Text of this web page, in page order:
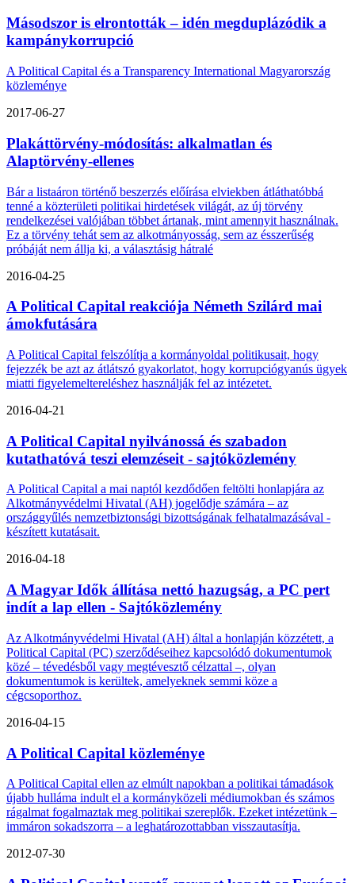
Másodszor is elrontották – idén megduplázódik a
kampánykorrupció
A Political Capital és a Transparency International Magyarország
közleménye
2017-06-27
Plakáttörvény-módosítás: alkalmatlan és
Alaptörvény-ellenes
Bár a listaáron történő beszerzés előírása elviekben átláthatóbbá
tenné a közterületi politikai hirdetések világát, az új törvény
rendelkezései valójában többet ártanak, mint amennyit használnak.
Ez a törvény tehát sem az alkotmányosság, sem az ésszerűség
próbáját nem állja ki, a választásig hátralé
2016-04-25
A Political Capital reakciója Németh Szilárd mai
ámokfutására
A Political Capital felszólítja a kormányoldal politikusait, hogy
fejezzék be azt az átlátszó gyakorlatot, hogy korrupciógyanús ügyek
miatti figyelemeltereléshez használják fel az intézetet.
2016-04-21
A Political Capital nyilvánossá és szabadon
kutathatóvá teszi elemzéseit - sajtóközlemény
A Political Capital a mai naptól kezdődően feltölti honlapjára az
Alkotmányvédelmi Hivatal (AH) jogelődje számára – az
országgyűlés nemzetbiztonsági bizottságának felhatalmazásával -
készített kutatásait.
2016-04-18
A Magyar Idők állítása nettó hazugság, a PC pert
indít a lap ellen - Sajtóközlemény
Az Alkotmányvédelmi Hivatal (AH) által a honlapján közzétett, a
Political Capital (PC) szerződéseihez kapcsolódó dokumentumok
közé – tévedésből vagy megtévesztő célzattal –, olyan
dokumentumok is kerültek, amelyeknek semmi köze a
cégcsoporthoz.
2016-04-15
A Political Capital közleménye
A Political Capital ellen az elmúlt napokban a politikai támadások
újabb hulláma indult el a kormányközeli médiumokban és számos
rágalmat fogalmaztak meg politikai szereplők. Ezeket intézetünk –
immáron sokadszorra – a leghatározottabban visszautasítja.
2012-07-30